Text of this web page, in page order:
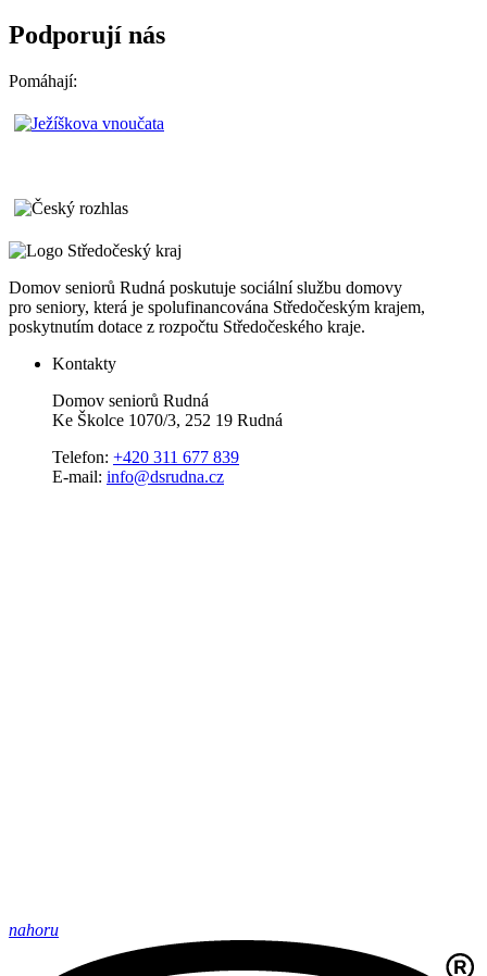
Podporují nás
Pomáhají:
Domov seniorů Rudná poskutuje sociální službu domovy
pro seniory, která je spolufinancována Středočeským krajem,
poskytnutím dotace z rozpočtu Středočeského kraje.
Kontakty
Domov seniorů Rudná
Ke Školce 1070/3, 252 19 Rudná
Telefon: +420 311 677 839
E-mail: info@dsrudna.cz
nahoru